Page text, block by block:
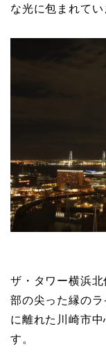
な光に包まれてい
ザ・タワー横浜
部の尖った縁の
に離れた川崎市
す。